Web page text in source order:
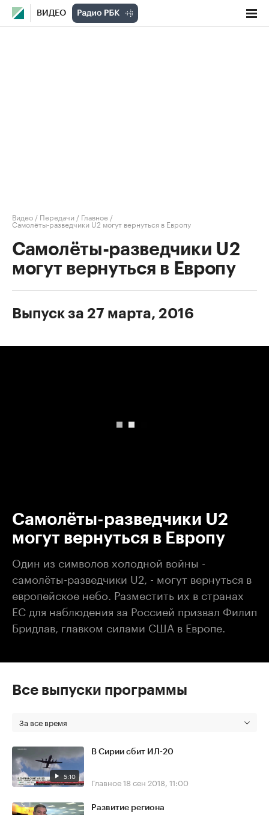
ВИДЕО
Видео / Передачи / Главное /
Самолёты-разведчики U2 могут вернуться в Европу
Самолёты-разведчики U2
могут вернуться в Европу
Выпуск за 27 марта, 2016
Самолёты-разведчики U2
могут вернуться в Европу
Один из символов холодной войны -
самолёты-разведчики U2, - могут вернуться в
европейское небо. Разместить их в странах
ЕС для наблюдения за Россией призвал Филип
Бридлав, главком силами США в Европе.
Все выпуски программы
За все время
5:10
В Сирии сбит ИЛ-20
Главное18 сен 2018, 11:00
Развитие региона